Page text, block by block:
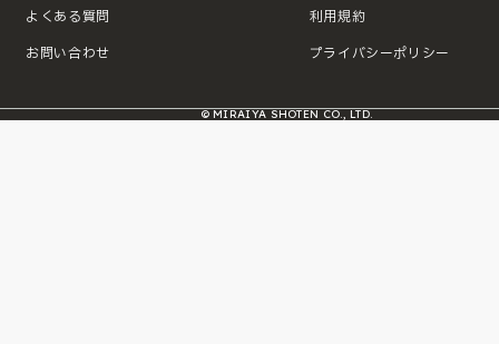
よくある質問
お問い合わせ
利用規約
プライバシーポリシー
© MIRAIYA SHOTEN CO., LTD.